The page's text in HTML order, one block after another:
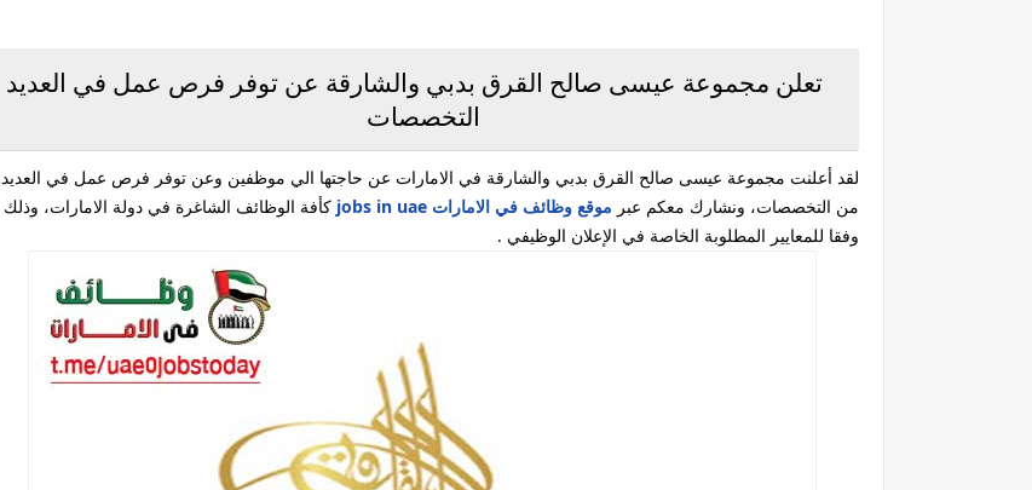
تعلن مجموعة عيسى صالح القرق بدبي والشارقة عن توفر فرص عمل في العديد
التخصصات
لقد أعلنت مجموعة عيسى صالح القرق بدبي والشارقة في الامارات عن حاجتها الي موظفين وعن توفر فرص عمل في العديد
من التخصصات، ونشارك معكم عبر موقع وظائف في الامارات jobs in uae
كأفة الوظائف الشاغرة في دولة الامارات، وذلك
وفقا للمعايير المطلوبة الخاصة في الإعلان الوظيفي .